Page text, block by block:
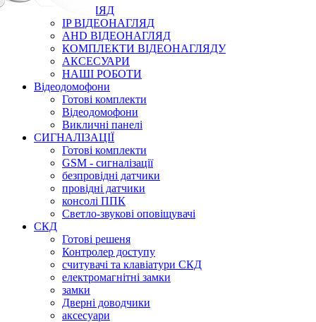
ВІДЕОНАГЛЯД
IP ВІДЕОНАГЛЯД
AHD ВІДЕОНАГЛЯД
КОМПЛЕКТИ ВІДЕОНАГЛЯДУ
АКСЕСУАРИ
НАШІ РОБОТИ
Відеодомофони
Готові комплекти
Відеодомофони
Викличні панелі
СИГНАЛІЗАЦІЇ
Готові комплекти
GSM - сигналізації
безпровідні датчики
провідні датчики
консолі ППК
Светло-звукові оповіщувачі
СКД
Готові решеня
Контролер доступу
считувачі та клавіатури СКД
електромагнітні замки
замки
Дверні доводчики
аксесуари